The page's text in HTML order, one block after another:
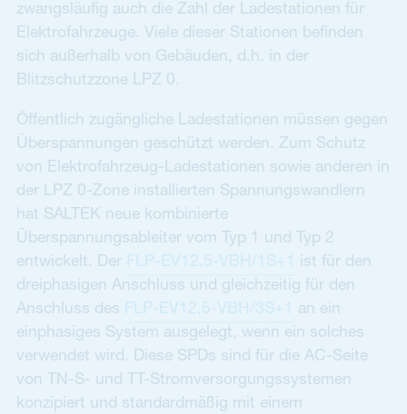
zwangsläufig auch die Zahl der Ladestationen für
Elektrofahrzeuge. Viele dieser Stationen befinden
sich außerhalb von Gebäuden, d.h. in der
Blitzschutzzone LPZ 0.
Öffentlich zugängliche Ladestationen müssen gegen
Überspannungen geschützt werden. Zum Schutz
von Elektrofahrzeug-Ladestationen sowie anderen in
der LPZ 0-Zone installierten Spannungswandlern
hat SALTEK neue kombinierte
Überspannungsableiter vom Typ 1 und Typ 2
entwickelt. Der FLP-EV12,5-VBH/1S+1
ist für den
dreiphasigen Anschluss und gleichzeitig für den
Anschluss des FLP-EV12,5-VBH/3S+1
an ein
einphasiges System ausgelegt, wenn ein solches
verwendet wird. Diese SPDs sind für die AC-Seite
von TN-S- und TT-Stromversorgungssystemen
konzipiert und standardmäßig mit einem